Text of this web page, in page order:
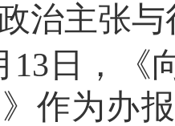
治主张
13日，
作为办